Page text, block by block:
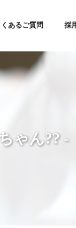
くあるご質問 採
ゃん??